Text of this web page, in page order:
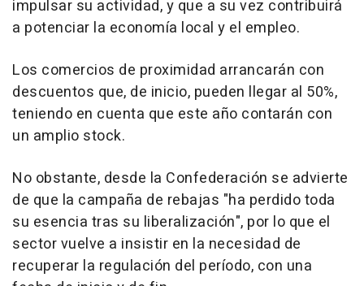
impulsar su actividad, y que a su vez contribuirá
a potenciar la economía local y el empleo.
Los comercios de proximidad arrancarán con
descuentos que, de inicio, pueden llegar al 50%,
teniendo en cuenta que este año contarán con
un amplio stock.
No obstante, desde la Confederación se advierte
de que la campaña de rebajas "ha perdido toda
su esencia tras su liberalización", por lo que el
sector vuelve a insistir en la necesidad de
recuperar la regulación del período, con una